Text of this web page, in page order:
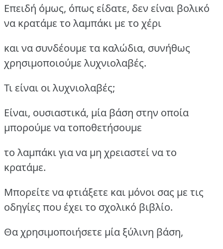
Επειδή όμως, όπως είδατε, δεν είναι βολικό
να κρατάμε το λαμπάκι με το χέρι
και να συνδέουμε τα καλώδια, συνήθως
χρησιμοποιούμε λυχνιολαβές.
Τι είναι οι λυχνιολαβές;
Είναι, ουσιαστικά, μία βάση στην οποία
μπορούμε να τοποθετήσουμε
το λαμπάκι για να μη χρειαστεί να το
κρατάμε.
Μπορείτε να φτιάξετε και μόνοι σας με τις
οδηγίες που έχει το σχολικό βιβλίο.
Θα χρησιμοποιήσετε μία ξύλινη βάση,